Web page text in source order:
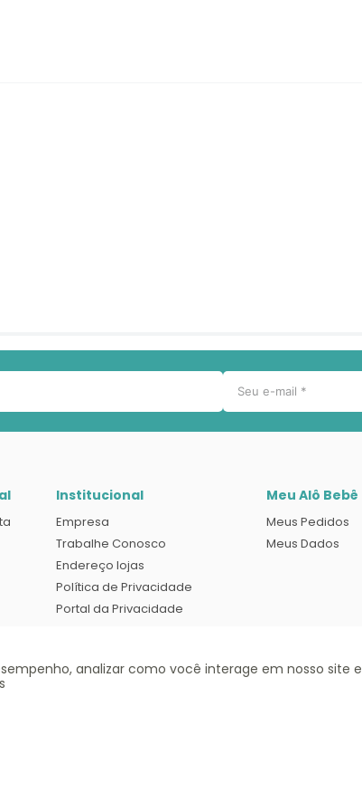
analizar como você interage em nosso site
Institucional
Empresa
Trabalhe Conosco
Endereço lojas
Política de Privacidade
Portal da Privacidade
Meu Alô Bebê
Meus Pedidos
Meus Dados